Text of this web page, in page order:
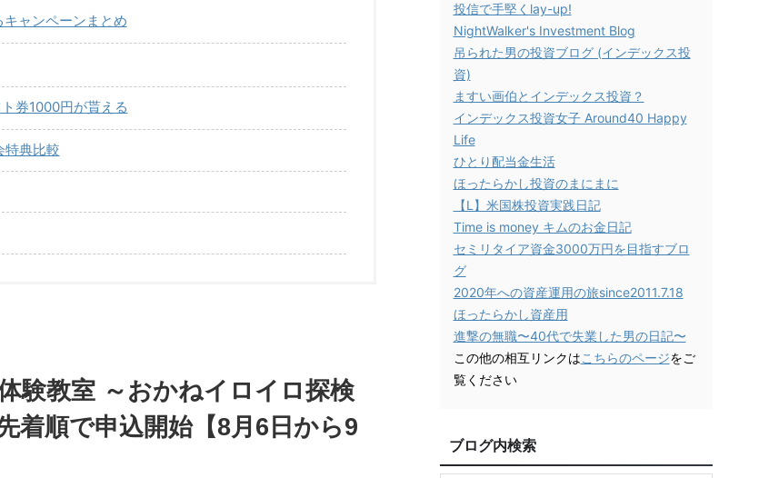
ャンペーンまとめ
券1000円が貰える
特典比較
験教室 ～おかねイロイロ探検
着順で申込開始【8月6日から9
投信で手堅くlay-up!
NightWalker's Investment Blog
吊られた男の投資ブログ (インデックス投
資)
ますい画伯とインデックス投資？
インデックス投資女子 Around40 Happy
Life
ひとり配当金生活
ほったらかし投資のまにまに
【L】米国株投資実践日記
Time is money キムのお金日記
セミリタイア資金3000万円を目指すブロ
グ
2020年への資産運用の旅since2011.7.18
ほったらかし資産用
進撃の無職〜40代で失業した男の日記〜
この他の相互リンクはこちらのページをご
覧ください
ブログ内検索